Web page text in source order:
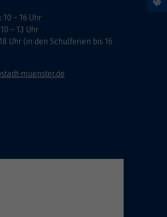
– 16 Uhr
– 13 Uhr
18 Uhr (in den Schulferien bis 16
muenster.de